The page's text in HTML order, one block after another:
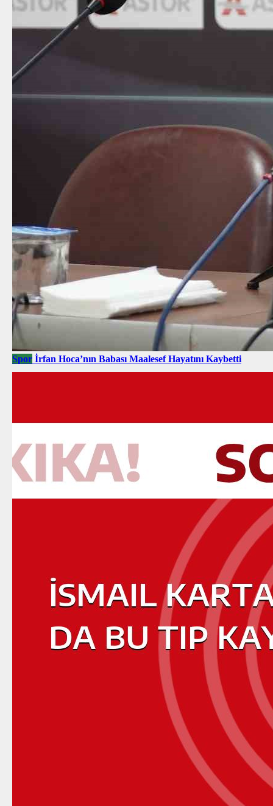
Spor İrfan Hoca’nın Babası Maalesef Hayatını Kaybetti